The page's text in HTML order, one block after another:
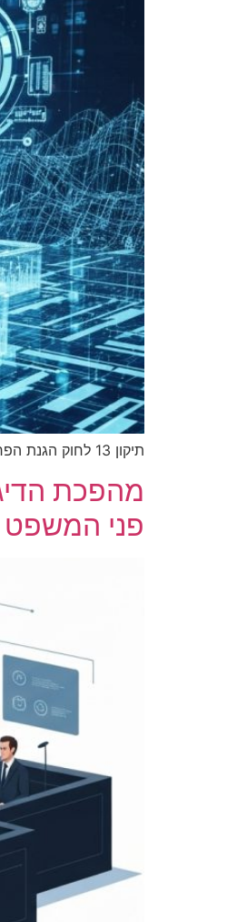
קדחת מערב הנילוס גבתה
מפלגת הברבור
1.8 מיליון שקל על הכף: הליכוד דורש לבטל את האיסור החדש בקלפיות
כתב אישום הוגש נגד
הולך רגל בן 80 נפגע מרכב במועצה איזורית אלונה - מצבו בינוני
אישה כבת 35 נפגעה מרכב בראשל"צ - מצבה בינוני
C'ttee transfers
settlements
תיקון 13 לחוק הגנת הפרטיות בישראל, המופעל ב-14 באוגוסט 2025, מביא עימו שינויים מהותיים בדיני המידע, חייב עסקים ואזרחים להתאים פעילותם לסטנדרטים חדשים.
מהפכת
פני